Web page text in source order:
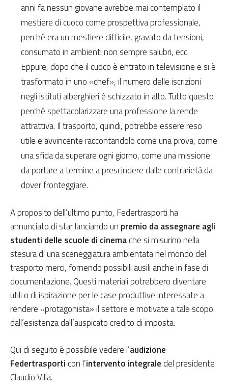
anni fa nessun giovane avrebbe mai contemplato il
mestiere di cuoco come prospettiva professionale,
perché era un mestiere difficile, gravato da tensioni,
consumato in ambienti non sempre salubri, ecc.
Eppure, dopo che il cuoco è entrato in televisione e si è
trasformato in uno «chef», il numero delle iscrizioni
negli istituti alberghieri è schizzato in alto. Tutto questo
perché spettacolarizzare una professione la rende
attrattiva. Il trasporto, quindi, potrebbe essere reso
utile e avvincente raccontandolo come una prova, come
una sfida da superare ogni giorno, come una missione
da portare a termine a prescindere dalle contrarietà da
dover fronteggiare.
A proposito dell’ultimo punto, Federtrasporti ha
annunciato di star lanciando un premio da assegnare agli
studenti delle scuole di cinemache si misurino nella
stesura di una sceneggiatura ambientata nel mondo del
trasporto merci, fornendo possibili ausili anche in fase di
documentazione. Questi materiali potrebbero diventare
utili o di ispirazione per le case produttive interessate a
rendere «protagonista» il settore e motivate a tale scopo
dall’esistenza dall’auspicato credito di imposta.
Qui di seguito è possibile vedere l’audizione
Federtrasporti con l’intervento integrale del presidente
Claudio Villa.